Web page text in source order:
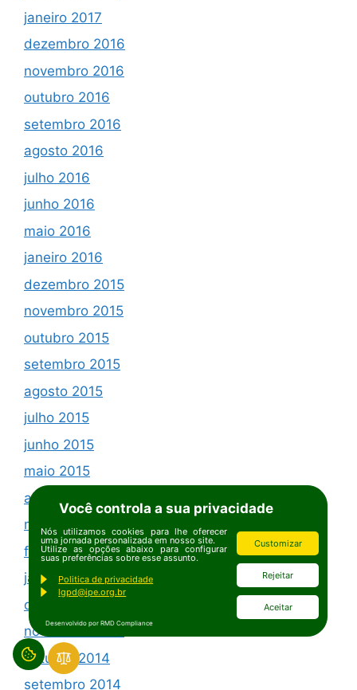
janeiro 2017
dezembro 2016
novembro 2016
outubro 2016
setembro 2016
agosto 2016
julho 2016
junho 2016
maio 2016
janeiro 2016
dezembro 2015
novembro 2015
outubro 2015
setembro 2015
agosto 2015
julho 2015
junho 2015
maio 2015
abril 2015
março 2015
fevereiro 2015
janeiro 2015
dezembro 2014
novembro 2014
outubro 2014
setembro 2014
Você controla a sua privacidade
Nós utilizamos cookies para lhe oferecer
uma jornada personalizada em nosso site.
Utilize as opções abaixo para configurar
suas preferências sobre esse assunto.
Politica de privacidade
lgpd@ipe.org.br
Customizar
Rejeitar
Aceitar
Desenvolvido por RMD Compliance